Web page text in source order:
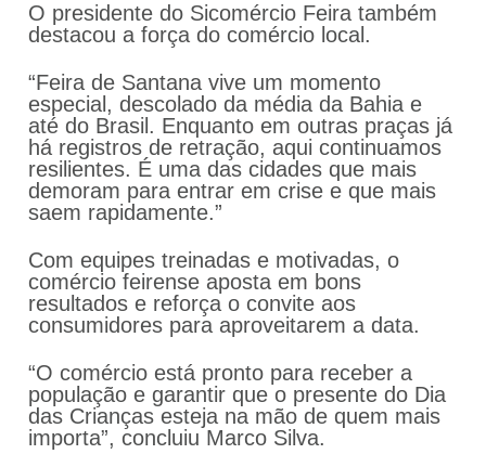
O presidente do Sicomércio Feira também
destacou a força do comércio local.
“Feira de Santana vive um momento
especial, descolado da média da Bahia e
até do Brasil. Enquanto em outras praças já
há registros de retração, aqui continuamos
resilientes. É uma das cidades que mais
demoram para entrar em crise e que mais
saem rapidamente.”
Com equipes treinadas e motivadas, o
comércio feirense aposta em bons
resultados e reforça o convite aos
consumidores para aproveitarem a data.
“O comércio está pronto para receber a
população e garantir que o presente do Dia
das Crianças esteja na mão de quem mais
importa”, concluiu Marco Silva.